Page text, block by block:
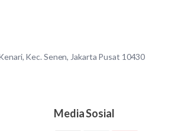
Kec. Senen, Jakarta Pusat 10430
Media Sosial